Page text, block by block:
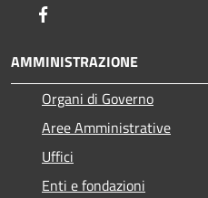
AMMINISTRAZIONE
Organi di Governo
Aree Amministrative
Uffici
Enti e fondazioni